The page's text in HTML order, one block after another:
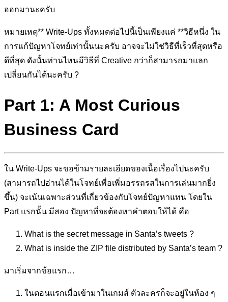
ออกมานะครับ
หมายเหตุ** Write-Ups ทั้งหมดต่อไปนี้เป็นเพียงแค่ **วิธีหนึ่ง ใน
การแก้ปัญหาโจทย์เท่านั้นนะครับ อาจจะไม่ใช่วิธีที่เร็วที่สุดหรือ
ดีที่สุด ดังนั้นท่านไหนมีวิธีที่ Creative กว่าก็สามารถมาแลก
เปลี่ยนกันได้นะครับ ?
Part 1: A Most Curious
Business Card
ใน Write-Ups จะขอข้ามรายละเอียดของเนื้อเรื่องไปนะครับ
(สามารถไปอ่านได้ในโจทย์เพื่อเพิ่มอรรถรสในการเล่นมากยิ่ง
ขึ้น) จะเน้นเฉพาะส่วนที่เกี่ยวข้องกับโจทย์ปัญหาแทน โดยใน
Part แรกนั้น มีสอง ปัญหาที่จะต้องหาคำตอบให้ได้ คือ
What is the secret message in Santa’s tweets ?
What is inside the ZIP file distributed by Santa’s team ?
มาเริ่มจากข้อแรก…
ในตอนแรกเมื่อเข้ามาในเกมส์ ตัวละครก็จะอยู่ในห้อง ๆ